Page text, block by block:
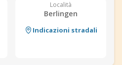
Località
Berlingen
Indicazioni stradali